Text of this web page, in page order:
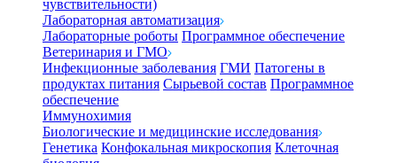
чувствительности)
Лабораторная автоматизация
Лабораторные роботы Программное обеспечение
Ветеринария и ГМО
Инфекционные заболевания ГМИ Патогены в
продуктах питания Сырьевой состав Программное
обеспечение
Иммунохимия
Биологические и медицинские исследования
Генетика Конфокальная микроскопия Клеточная